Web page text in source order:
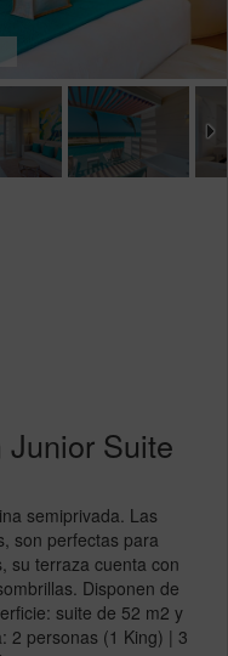
Suite
semiprivada. Las
son perfectas para
su terraza cuenta con
Disponen de
suite de 52 m2 y
2 personas (1 King) | 3